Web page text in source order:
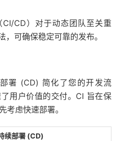
CD）对于动态团队至关重
可确保稳定可靠的发布。
署 (CD) 简化了您的开发流
用户价值的交付。CI 旨在保
考虑快速部署。
续部署 (CD)